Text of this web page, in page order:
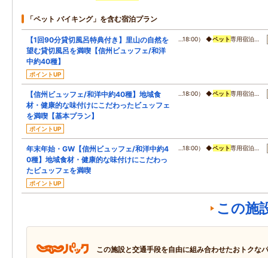
「ペット バイキング」を含む宿泊プラン
【1回90分貸切風呂特典付き】里山の自然を
望む貸切風呂を満喫【信州ビュッフェ/和洋
中約40種】
ポイントUP
…18:00） ◆ペット専用宿泊…
【信州ビュッフェ/和洋中約40種】地域食
材・健康的な味付けにこだわったビュッフェ
を満喫【基本プラン】
ポイントUP
…18:00） ◆ペット専用宿泊…
年末年始・GW【信州ビュッフェ/和洋中約4
0種】地域食材・健康的な味付けにこだわっ
たビュッフェを満喫
ポイントUP
…18:00） ◆ペット専用宿泊…
この施
この施設と交通手段を自由に組み合わせたおトクな